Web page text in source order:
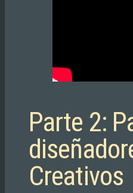
Parte 2:
Creativos